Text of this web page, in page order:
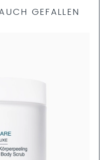
die richtigen für dich
GEFALLEN